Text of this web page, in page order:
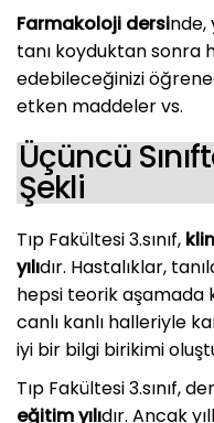
Farmakoloji dersinde,
tanı koyduktan sonra
edebileceğinizi
etken maddeler vs.
Üçüncü
Şekli
Tıp Fakültesi 3.sınıf,
yılıdır. Hastalıklar,
hepsi teorik aşamada
canlı kanlı halleriyle
iyi bir bilgi birikimi
Tıp Fakültesi 3.sınıf,
eğitim yılıdır. Ancak